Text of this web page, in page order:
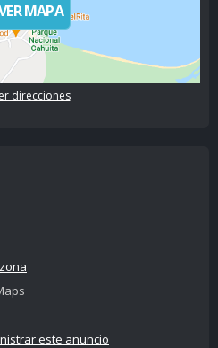
MAPA
direcciones
este anuncio